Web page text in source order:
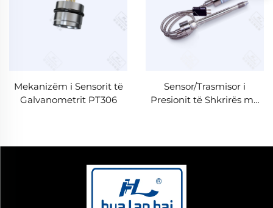
Mekanizëm i Sensorit të
Galvanometrit PT306
Sensor/Trasmisor i
Presionit të Shkrirës me